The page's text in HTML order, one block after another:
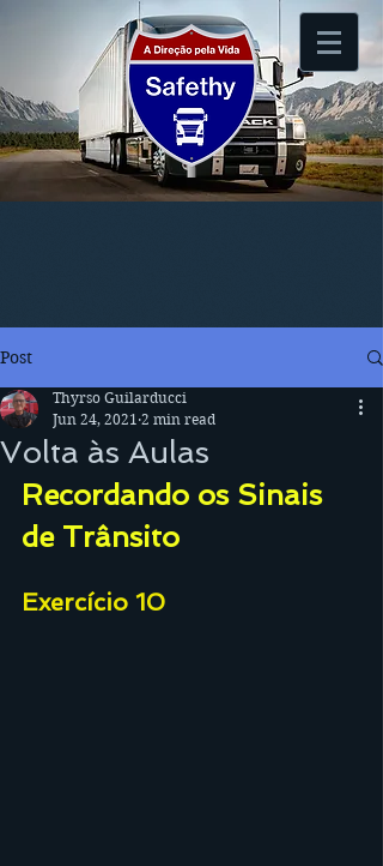
Post
Volta às Aulas
Thyrso Guilarducci
Jun 24, 2021 2 min read
Recordando os Sinais
de Trânsito
Exercício 10